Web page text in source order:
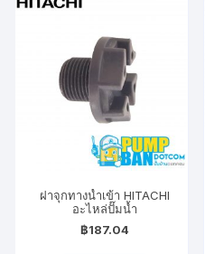
ฝาจุกทางน้ำเข้า HITACHI
อะไหล่ปั๊มน้ำ
฿187.04